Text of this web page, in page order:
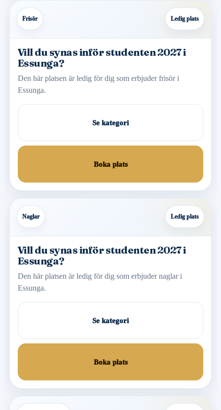
Frisör Ledig plats
Vill du synas inför studenten 2027 i
Essunga?
Den här platsen är ledig för dig som erbjuder frisör i
Essunga.
Se kategori
Boka plats
Naglar Ledig plats
Vill du synas inför studenten 2027 i
Essunga?
Den här platsen är ledig för dig som erbjuder naglar i
Essunga.
Se kategori
Boka plats